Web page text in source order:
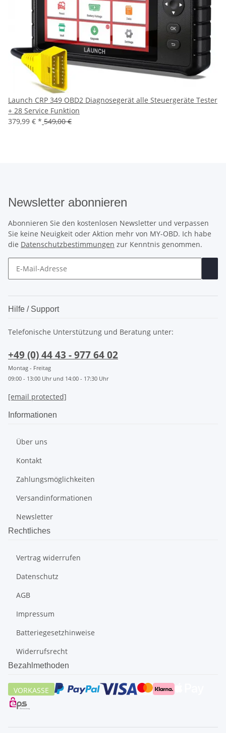
Launch CRP 349 OBD2 Diagnosegerät alle Steuergeräte Tester
+ 28 Service Funktion
379,99 € * 549,00 €
Newsletter abonnieren
Abonnieren Sie den kostenlosen Newsletter und verpassen
Sie keine Neuigkeit oder Aktion mehr von MY-OBD. Ich habe
die Datenschutzbestimmungen zur Kenntnis genommen.
Hilfe / Support
Telefonische Unterstützung und Beratung unter:
+49 (0) 44 43 - 977 64 02
Montag - Freitag
09:00 - 13:00 Uhr und 14:00 - 17:30 Uhr
[email protected]
Informationen
Über uns
Kontakt
Zahlungsmöglichkeiten
Versandinformationen
Newsletter
Rechtliches
Vertrag widerrufen
Datenschutz
AGB
Impressum
Batteriegesetzhinweise
Widerrufsrecht
Bezahlmethoden
VORKASSE